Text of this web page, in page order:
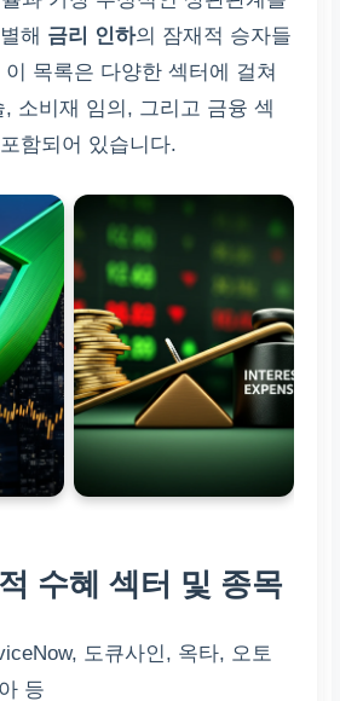
해 금리 인하의 잠재적 승자들
목록은 다양한 섹터에 걸쳐
소비재 임의, 그리고 금융 섹
함되어 있습니다.
수혜 섹터 및 종목
도큐사인, 옥타, 오토
등